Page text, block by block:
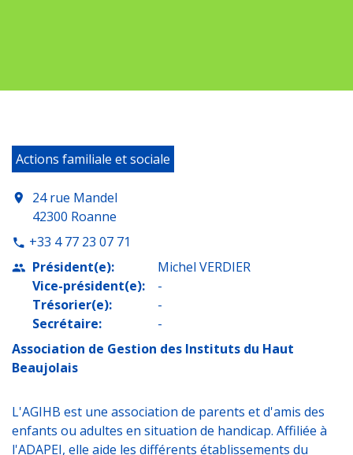
Actions familiale et sociale
location_on
24 rue Mandel
42300 Roanne
phone +33 4 77 23 07 71
people Président(e):
Vice-président(e):
Trésorier(e):
Secrétaire:
Michel VERDIER
-
-
-
Association de Gestion des Instituts du Haut
Beaujolais
L'AGIHB est une association de parents et d'amis des
enfants ou adultes en situation de handicap. Affiliée à
l'ADAPEI, elle aide les différents établissements du